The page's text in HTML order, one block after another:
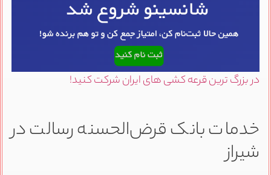
در بزرگ ترین قرعه کشی های ایران شرکت کنید!
خدمات بانک قرض‌الحسنه رسالت در
شیراز